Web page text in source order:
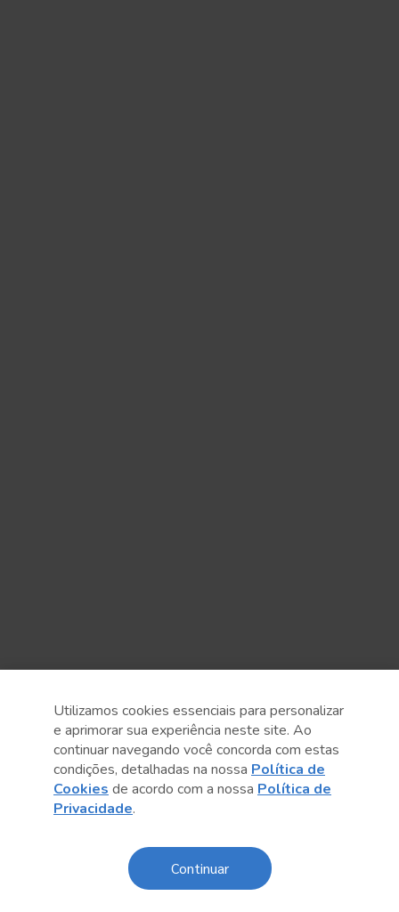
Anterior
Utilizamos cookies essenciais para personalizar
e aprimorar sua experiência neste site. Ao
continuar navegando você concorda com estas
condições, detalhadas na nossa Política de
Cookies de acordo com a nossa Política de
Privacidade.
Continuar